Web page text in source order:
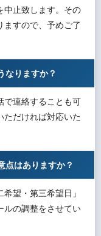
中止致します。その
ますので、予めご了
なりますか？
で連絡することも可
ただければ対応いた
点はありますか？
望・第三希望日」
ルの調整をさせてい